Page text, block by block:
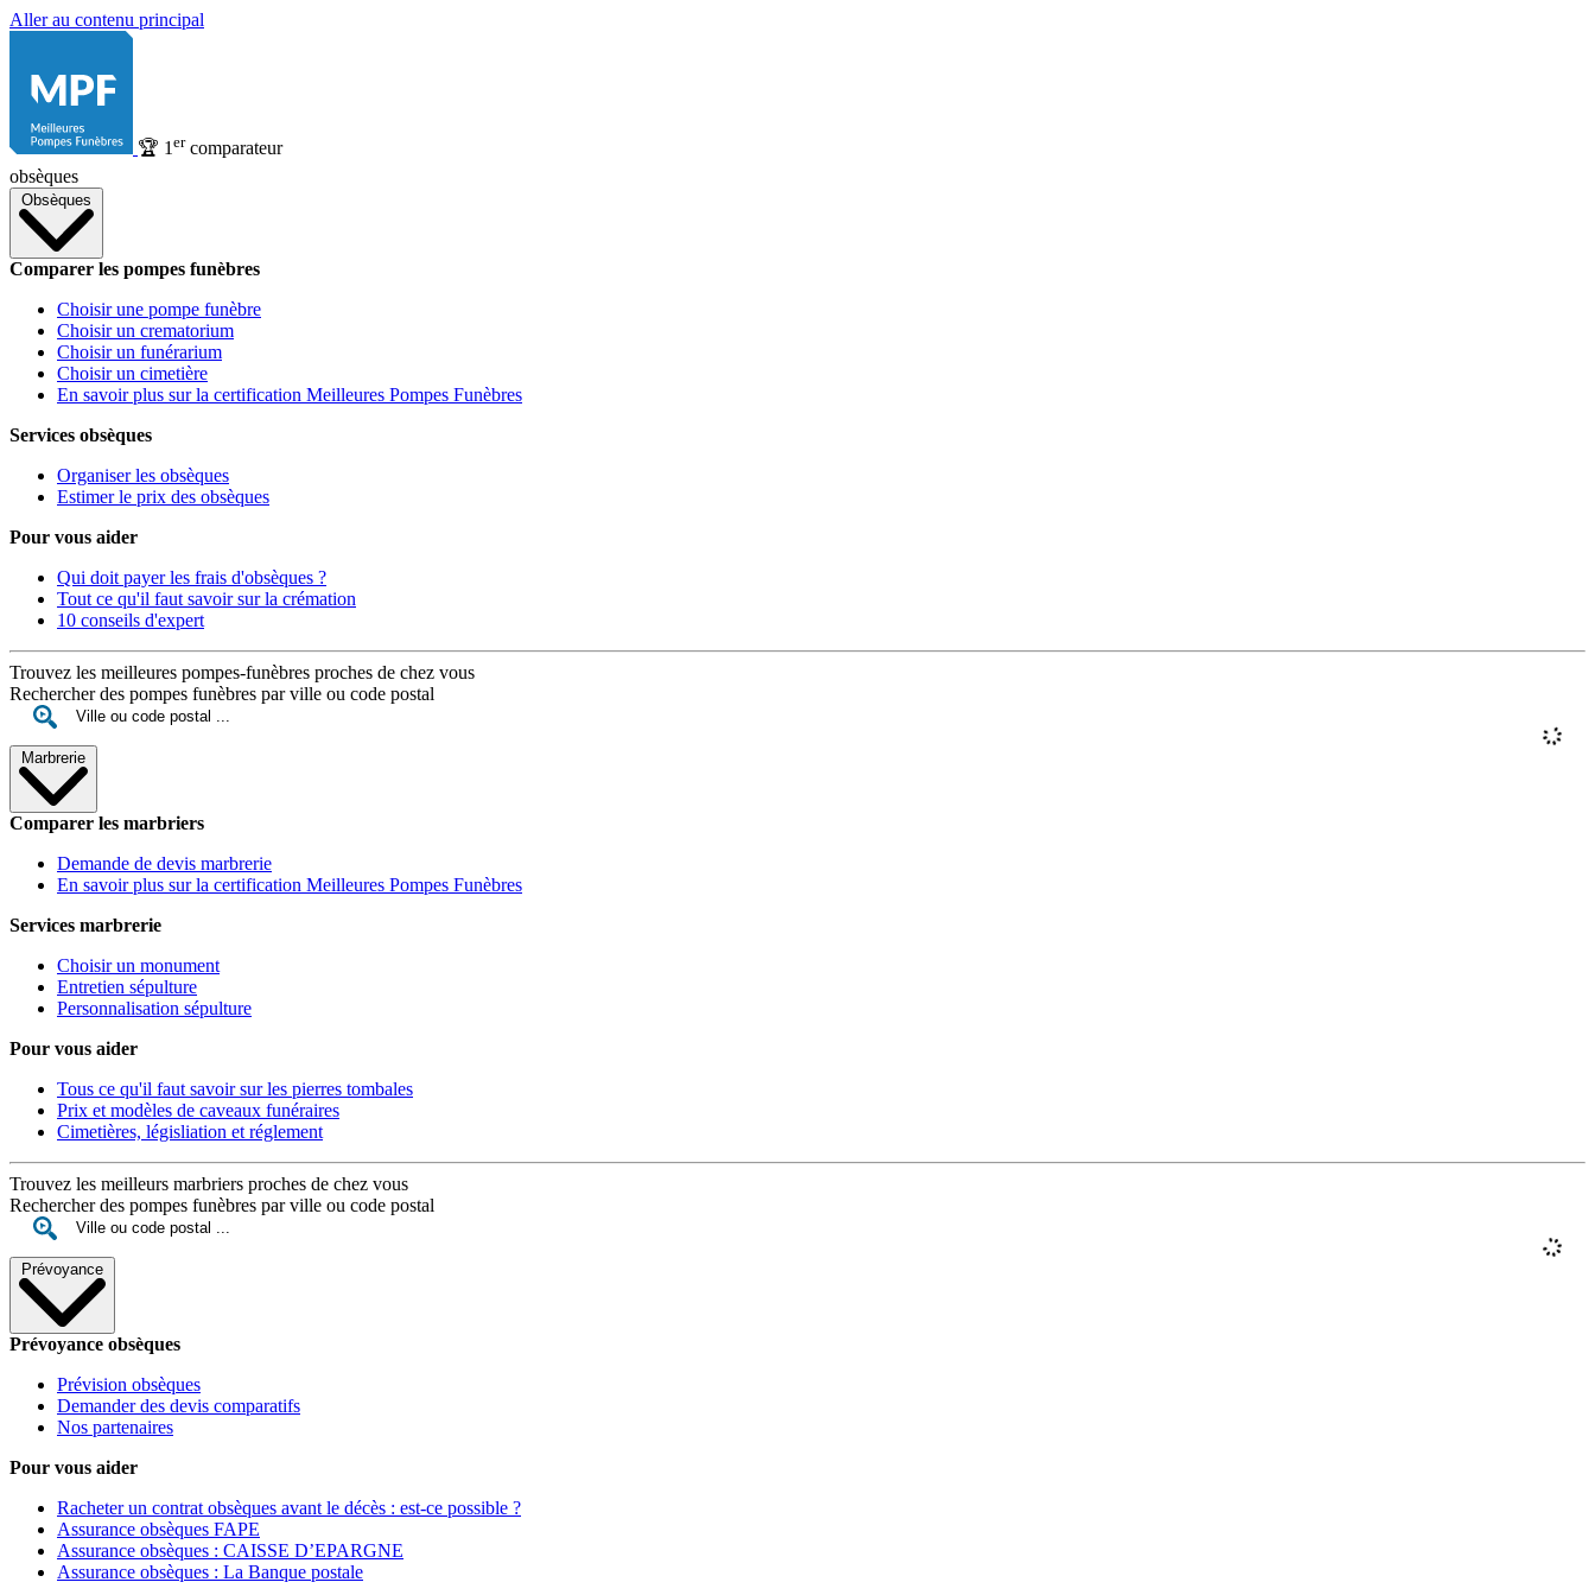
Aller au contenu principal
🏆 1 ercomparateur
obsèques
Obsèques
Comparer les pompes funèbres
Choisir une pompe funèbre
Choisir un crematorium
Choisir un funérarium
Choisir un cimetière
En savoir plus sur la certification Meilleures Pompes Funèbres
Services obsèques
Organiser les obsèques
Estimer le prix des obsèques
Pour vous aider
Qui doit payer les frais d'obsèques ?
Tout ce qu'il faut savoir sur la crémation
10 conseils d'expert
Trouvez les meilleures pompes-funèbres proches de chez vous
Rechercher des pompes funèbres par ville ou code postal
Marbrerie
Comparer les marbriers
Demande de devis marbrerie
En savoir plus sur la certification Meilleures Pompes Funèbres
Services marbrerie
Choisir un monument
Entretien sépulture
Personnalisation sépulture
Pour vous aider
Tous ce qu'il faut savoir sur les pierres tombales
Prix et modèles de caveaux funéraires
Cimetières, législiation et réglement
Trouvez les meilleurs marbriers proches de chez vous
Rechercher des pompes funèbres par ville ou code postal
Prévoyance
Prévoyance obsèques
Prévision obsèques
Demander des devis comparatifs
Nos partenaires
Pour vous aider
Racheter un contrat obsèques avant le décès : est-ce possible ?
Assurance obsèques FAPE
Assurance obsèques : CAISSE D’EPARGNE
Assurance obsèques : La Banque postale